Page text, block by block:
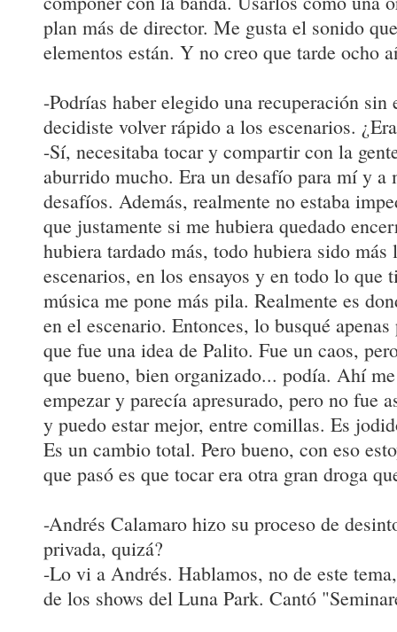
plan más de director. Me gusta el sonido
elementos están. Y no creo que tarde ocho
-Podrías haber elegido una recuperación sin
decidiste volver rápido a los escenarios.
-Sí, necesitaba tocar y compartir con la
aburrido mucho. Era un desafío para mí y a
desafíos. Además, realmente no estaba
que justamente si me hubiera quedado
hubiera tardado más, todo hubiera sido más
escenarios, en los ensayos y en todo lo que
música me pone más pila. Realmente es
en el escenario. Entonces, lo busqué
que fue una idea de Palito. Fue un caos,
que bueno, bien organizado... podía. Ahí
empezar y parecía apresurado, pero no fue
y puedo estar mejor, entre comillas. Es
Es un cambio total. Pero bueno, con eso
que pasó es que tocar era otra gran droga
-Andrés Calamaro hizo su proceso de
privada, quizá?
-Lo vi a Andrés. Hablamos, no de este
de los shows del Luna Park. Cantó